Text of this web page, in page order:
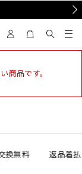
商品です。
換無料 返品着払